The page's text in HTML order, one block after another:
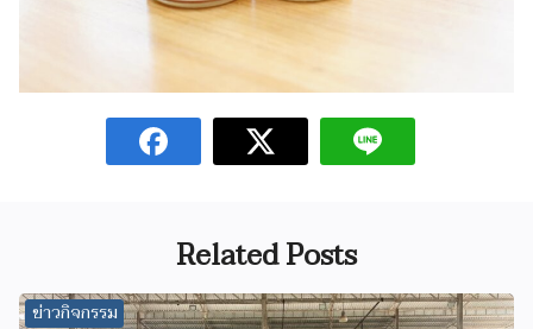
Related Posts
ข่าวกิจกรรม